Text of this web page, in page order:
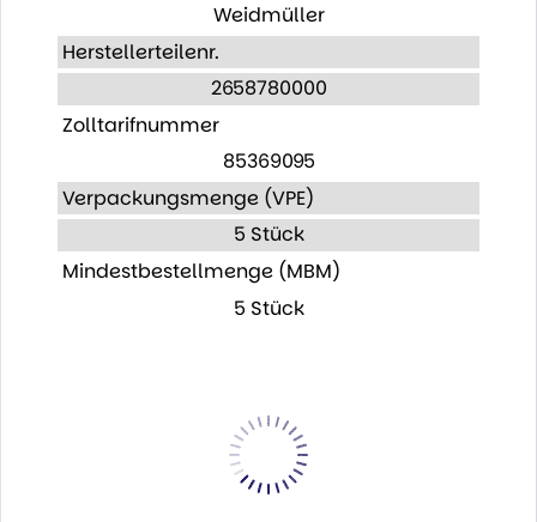
Weidmüller
Herstellerteilenr.
2658780000
Zolltarifnummer
85369095
Verpackungsmenge (VPE)
5 Stück
Mindestbestellmenge (MBM)
5 Stück